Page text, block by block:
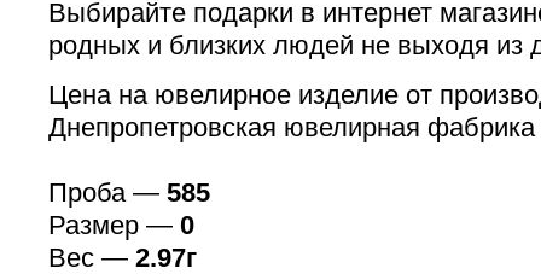
Выбирайте подарки в интернет
родных и близких людей не выходя из
Цена на ювелирное изделие от
Днепропетровская ювелирная
Проба — 585
Размер — 0
Вес — 2.97г